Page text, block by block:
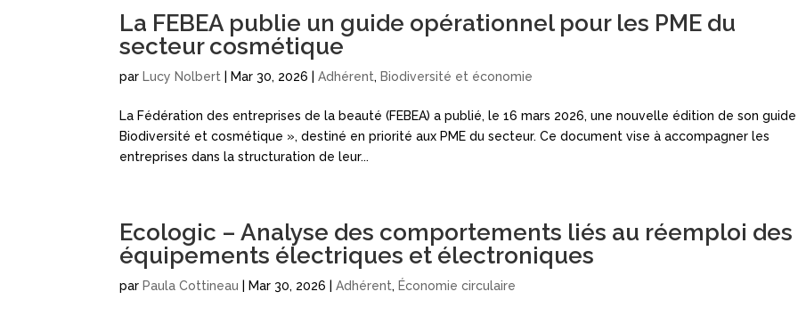
La FEBEA publie un guide opérationnel pour les PME du
secteur cosmétique
par Lucy Nolbert Mar 30, 2026 |Adhérent, Biodiversité et économie
La Fédération des entreprises de la beauté (FEBEA) a publié, le 16 mars 2026, une nouvelle édition de son
Biodiversité et cosmétique », destiné en priorité aux PME du secteur. Ce document vise à accompagner les
entreprises dans la structuration de leur...
Ecologic – Analyse des comportements liés au réemploi des
équipements électriques et électroniques
par Paula Cottineau Mar 30, 2026 |Adhérent, Économie circulaire